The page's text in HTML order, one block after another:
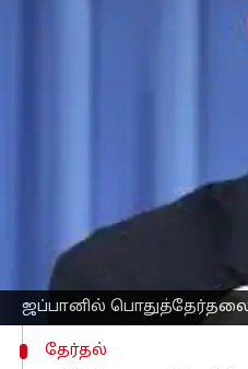
ஜப்பானில் பொதுத்தேர்தலை
பிரதமர்
(செப்டம்பர் 30)
இஷிபா தனது
நிலையை
முன்னதாக, கடந்த
செவ்வாயன்று
செய்யப்பட உள்ளார்.
அவருக்கு முன்னர்
தேர்தல்